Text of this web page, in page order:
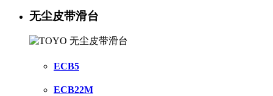
无尘皮带滑台
ECB5
ECB22M